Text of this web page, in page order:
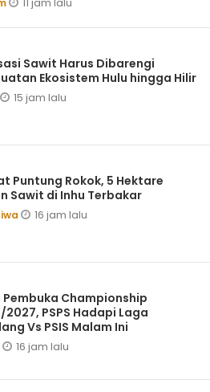
Sawit Harus Dibarengi
Ekosistem Hulu hingga Hilir
15 jam lalu
Puntung Rokok, 5 Hektare
Sawit di Inhu Terbakar
16 jam lalu
Pembuka Championship
2027, PSPS Hadapi Laga
Vs PSIS Malam Ini
16 jam lalu